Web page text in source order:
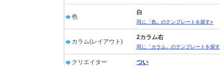
色
白
同じ「色」のテンプレートを探す»
カラム(レイアウト)
2カラム右
同じ「カラム」のテンプレートを探
クリエイター つい